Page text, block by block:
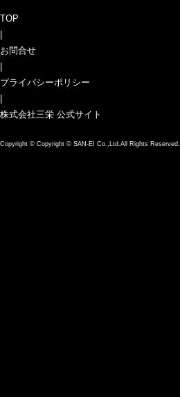
TOP
お問合せ
プライバシーポリシー
株式会社三栄 公式サイト
Copyright © Copyright © SAN-EI Co.,Ltd.All Rights Reserved.